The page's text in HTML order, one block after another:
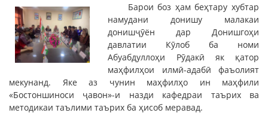
Барои боз ҳам беҳтару хубтар
намудани донишу малакаи
донишҷӯён дар Донишгоҳи
давлатии Кӯлоб ба номи
Абуабдуллоҳи Рӯдакӣ як қатор
маҳфилҳои илмӣ-адабӣ фаъолият
мекунанд. Яке аз чунин маҳфилҳо ин маҳфили
«Бостоншиноси ҷавон»-и назди кафедраи таърих ва
методикаи таълими таърих ба ҳисоб меравад.